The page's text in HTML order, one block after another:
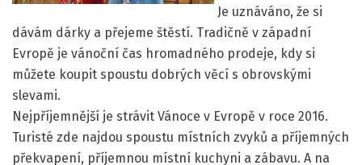
Je uznáváno, že si
dávám dárky a přejeme štěstí. Tradičně v západní
Evropě je vánoční čas hromadného prodeje, kdy si
můžete koupit spoustu dobrých věcí s obrovskými
slevami.
Nejpříjemnější je strávit Vánoce v Evropě v roce 2016.
Turisté zde najdou spoustu místních zvyků a příjemných
překvapení, příjemnou místní kuchyni a zábavu. A na